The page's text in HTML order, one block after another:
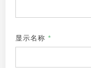
显示名称 *